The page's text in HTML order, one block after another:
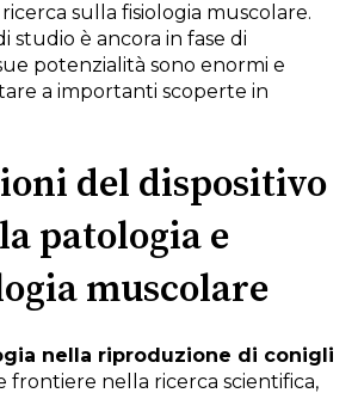
sulla fisiologia muscolare.
studio è ancora in fase di
potenzialità sono enormi e
a importanti scoperte in
del dispositivo
patologia e
muscolare
nella riproduzione di conigli
frontiere nella ricerca scientifica,